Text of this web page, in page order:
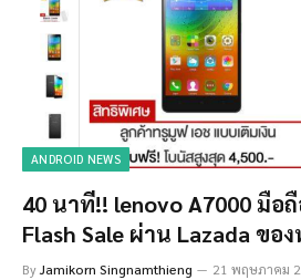
ANDROID NEWS
40 นาที!! lenovo A7000 มือ
Flash Sale ผ่าน Lazada ขอ
ByJamikorn Singnamthieng 21 พฤษภาคม